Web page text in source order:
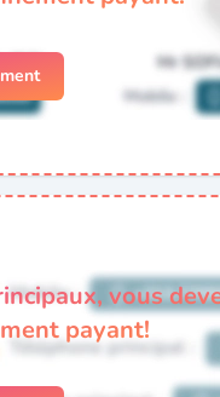
vous
payant!